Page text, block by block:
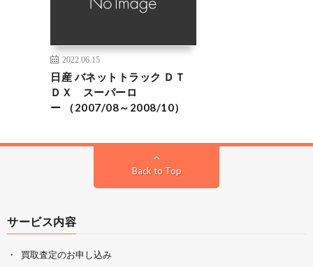
2022.06.15
日産 バネットトラック ＤＴ
ＤＸ スーパーロ
ー （2007/08～2008/10）
Back to Top
サービス内容
買取査定のお申し込み